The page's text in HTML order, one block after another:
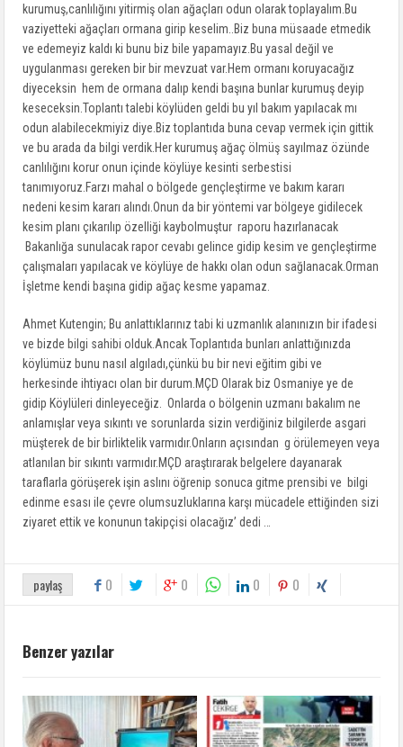
kurumuş,canlılığını yitirmiş olan ağaçları odun olarak toplayalım.Bu
vaziyetteki ağaçları ormana girip keselim..Biz buna müsaade etmedik
ve edemeyiz kaldı ki bunu biz bile yapamayız.Bu yasal değil ve
uygulanması gereken bir bir mevzuat var.Hem ormanı koruyacağız
diyeceksin hem de ormana dalıp kendi başına bunlar kurumuş deyip
keseceksin.Toplantı talebi köylüden geldi bu yıl bakım yapılacak mı
odun alabilecekmiyiz diye.Biz toplantıda buna cevap vermek için gittik
ve bu arada da bilgi verdik.Her kurumuş ağaç ölmüş sayılmaz özünde
canlılığını korur onun içinde köylüye kesinti serbestisi
tanımıyoruz.Farzı mahal o bölgede gençleştirme ve bakım kararı
nedeni kesim kararı alındı.Onun da bir yöntemi var bölgeye gidilecek
kesim planı çıkarılıp özelliği kaybolmuştur raporu hazırlanacak
Bakanlığa sunulacak rapor cevabı gelince gidip kesim ve gençleştirme
çalışmaları yapılacak ve köylüye de hakkı olan odun sağlanacak.Orman
İşletme kendi başına gidip ağaç kesme yapamaz.
Ahmet Kutengin; Bu anlattıklarınız tabi ki uzmanlık alanınızın bir ifadesi
ve bizde bilgi sahibi olduk.Ancak Toplantıda bunları anlattığınızda
köylümüz bunu nasıl algıladı,çünkü bu bir nevi eğitim gibi ve
herkesinde ihtiyacı olan bir durum.MÇD Olarak biz Osmaniye ye de
gidip Köylüleri dinleyeceğiz. Onlarda o bölgenin uzmanı bakalım ne
anlamışlar veya sıkıntı ve sorunlarda sizin verdiğiniz bilgilerde asgari
müşterek de bir birliktelik varmıdır.Onların açısından g örülemeyen veya
atlanılan bir sıkıntı varmıdır.MÇD araştırarak belgelere dayanarak
taraflarla görüşerek işin aslını öğrenip sonuca gitme prensibi ve bilgi
edinme esası ile çevre olumsuzluklarına karşı mücadele ettiğinden sizi
ziyaret ettik ve konunun takipçisi olacağız’ dedi …
paylaş 0 0 0 0
Benzer yazılar